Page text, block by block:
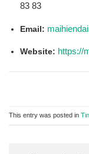
83 83
Email:
Website: https://
This entry was posted in